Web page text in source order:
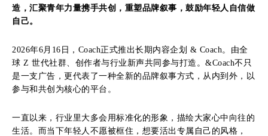
造，汇聚青年力量携手共创，重塑品牌叙事，鼓励年轻人自信做
自己。
2026年6月16日，Coach正式推出长期内容企划 & Coach。由全
球 Z 世代社群、创作者与行业新声共同参与打造。&Coach不只
是一支广告，更代表了一种全新的品牌叙事方式，从内到外，以
参与和共创为核心的平台。
一直以来，行业里大多会用标准化的形象，描绘大家心中向往的
生活。而当下年轻人不愿被框住，想要活出专属自己的风格，